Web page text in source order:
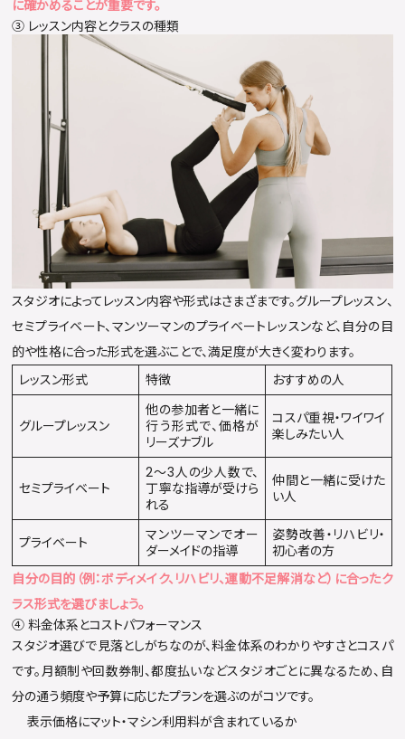
に確かめることが重要です。
③ レッスン内容とクラスの種類
スタジオによってレッスン内容や形式はさまざまです。グループレッスン、
セミプライベート、マンツーマンのプライベートレッスンなど、自分の目
的や性格に合った形式を選ぶことで、満足度が大きく変わります。
レッスン形式
特徴 おすすめの人
グループレッスン
他の参加者と一緒に
行う形式で、価格が
リーズナブル
コスパ重視・ワイワイ
楽しみたい人
セミプライベート
2〜3人の少人数で、
丁寧な指導が受けら
れる
仲間と一緒に受けた
い人
プライベート
マンツーマンでオー
ダーメイドの指導
姿勢改善・リハビリ・
初心者の方
自分の目的（例：ボディメイク、リハビリ、運動不足解消など）に合ったク
ラス形式を選びましょう。
④ 料金体系とコストパフォーマンス
スタジオ選びで見落としがちなのが、料金体系のわかりやすさとコスパ
です。月額制や回数券制、都度払いなどスタジオごとに異なるため、自
分の通う頻度や予算に応じたプランを選ぶのがコツです。
表示価格にマット・マシン利用料が含まれているか